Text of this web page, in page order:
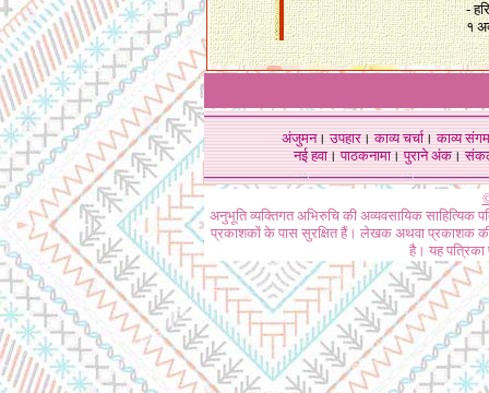
-
१
अंजुमन।उपहार।काव्य चर्चा।काव्य संगम
नई हवा। पाठकनामा। पुराने अंक।
अनुभूति व्यक्तिगत अभिरुचि की अव्यवसायिक
प्रकाशकों के पास सुरक्षित हैं। लेखक अथवा प्रकाशक की
है। यह पत्रिका